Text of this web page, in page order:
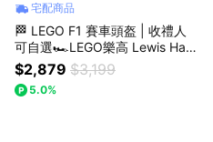
宅配商品
🏁 LEGO F1 賽車頭盔 | 收禮人
可自選🏎️LEGO樂高 Lewis Ham
ilton｜Charles Leclerc ｜Lando
Norris｜Oscar Piastri 頭盔
$2,879 $3,199
5.0%